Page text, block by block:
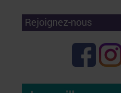
Rejoignez-nous